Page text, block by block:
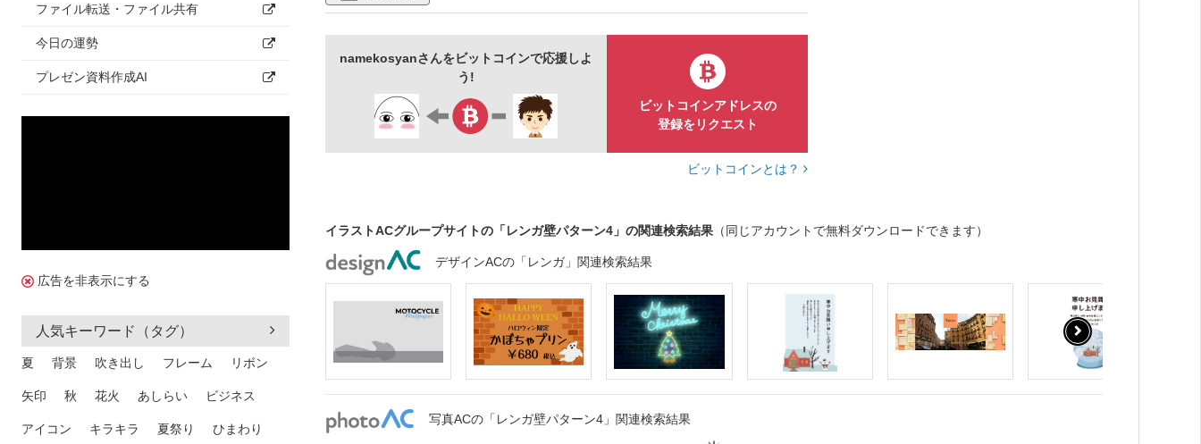
ファイル転送・ファイル共有
今日の運勢
プレゼン資料作成AI
広告を非表示にする
人気キーワード（タグ）
夏 背景 吹き出し フレーム リボン
矢印 秋 花火 あしらい ビジネス
アイコン キラキラ 夏祭り ひまわり
namekosyanさんをビットコインで応援しよ
う!
ビットコインアドレスの
登録をリクエスト
ビットコインとは？
イラストACグループサイトの「レンガ壁パターン4」の関連検索結果 （同じアカウントで無料ダウンロードできます）
デザインACの「レンガ」関連検索結果
写真ACの「レンガ壁パターン4」関連検索結果